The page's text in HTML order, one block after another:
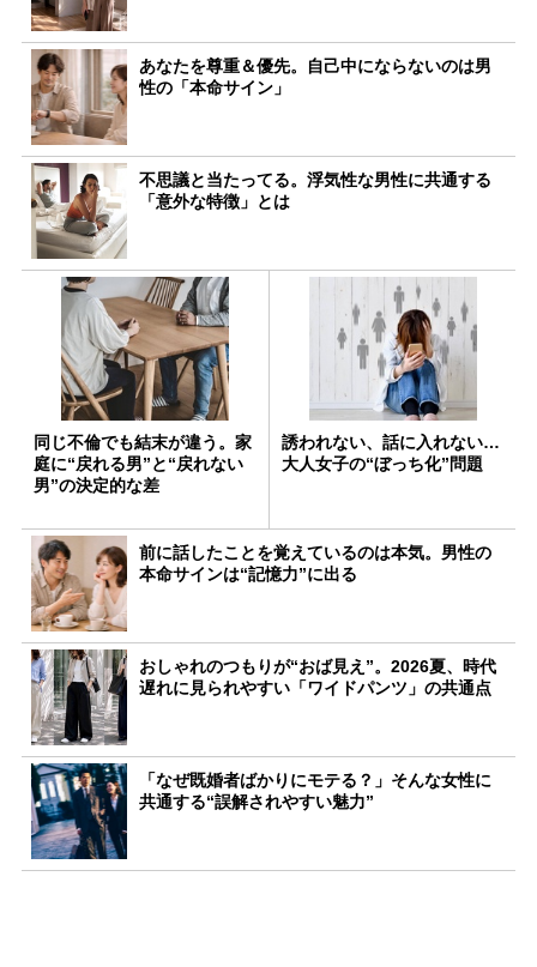
あなたを尊重＆優先。自己中にならないのは男
性の「本命サイン」
不思議と当たってる。浮気性な男性に共通する
「意外な特徴」とは
同じ不倫でも結末が違う。家
庭に“戻れる男”と“戻れない
男”の決定的な差
誘われない、話に入れない…
大人女子の“ぼっち化”問題
前に話したことを覚えているのは本気。男性の
本命サインは“記憶力”に出る
おしゃれのつもりが“おば見え”。2026夏、時代
遅れに見られやすい「ワイドパンツ」の共通点
「なぜ既婚者ばかりにモテる？」そんな女性に
共通する“誤解されやすい魅力”